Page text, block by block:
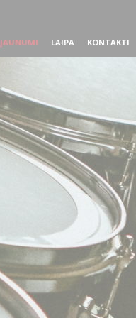
JAUNUMI LAIPA KONTAKTI